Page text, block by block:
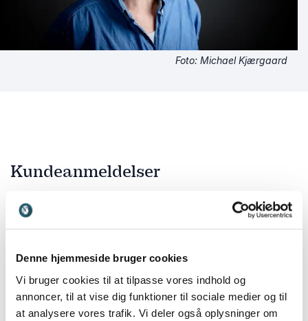
Denne hjemmeside bruger cookies
Vi bruger cookies til at tilpasse vores indhold og
annoncer, til at vise dig funktioner til sociale medier og til
at analysere vores trafik. Vi deler også oplysninger om
Foto: Michael Kjærgaard
Kundeanmeldelser
om, at det levende ord er det vigtigste. Hele salen
igennem, hans foredrag
Carsten Andersen